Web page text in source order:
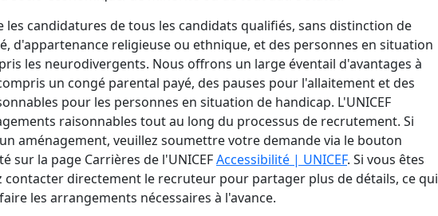
les candidatures de tous les candidats qualifiés, sans distinction de
d'appartenance religieuse ou ethnique, et des personnes en situation
les neurodivergents. Nous offrons un large éventail d'avantages à
un congé parental payé, des pauses pour l'allaitement et des
pour les personnes en situation de handicap. L'UNICEF
raisonnables tout au long du processus de recrutement. Si
aménagement, veuillez soumettre votre demande via le bouton
sur la page Carrières de l'UNICEFAccessibilité | UNICEF. Si vous êtes
contacter directement le recruteur pour partager plus de détails, ce qui
les arrangements nécessaires à l'avance.